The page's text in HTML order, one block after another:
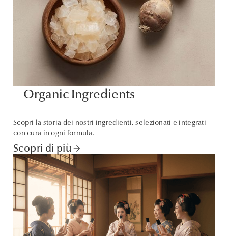
Organic Ingredients
Scopri la storia dei nostri ingredienti, selezionati e integrati
con cura in ogni formula.
Scopri di più arrow_forward